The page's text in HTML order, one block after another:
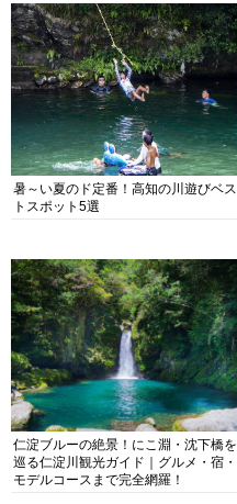
暑～い夏のド定番！高知の川遊びベス
トスポット5選
仁淀ブルーの絶景！にこ淵・沈下橋を
巡る仁淀川観光ガイド｜グルメ・宿・
モデルコースまで完全網羅！